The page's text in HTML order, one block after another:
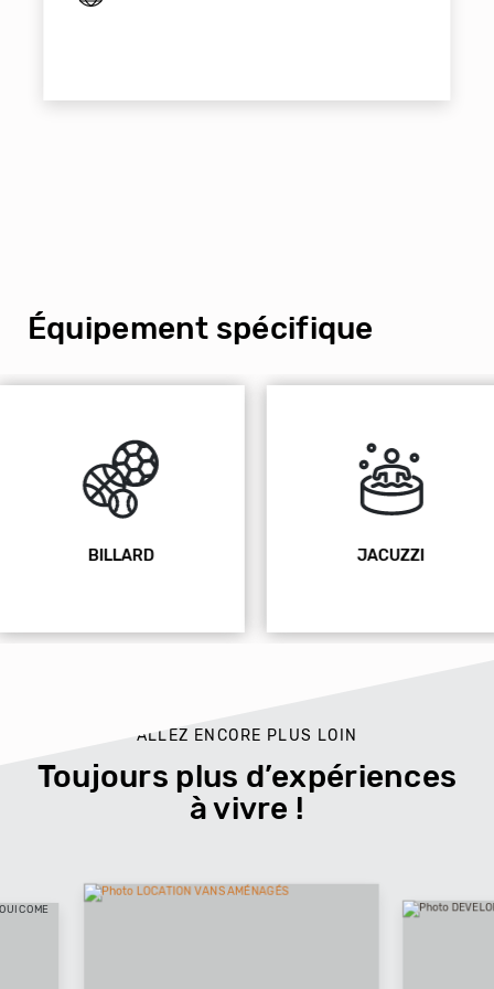
Équipement spécifique
JACUZZI ANIMAUX
ALLEZ ENCORE PLUS LOIN
Toujours plus d’expériences
à vivre !